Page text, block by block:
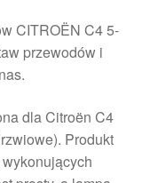
CITROËN C4 5-
przewodów i
dla Citroën C4
Produkt